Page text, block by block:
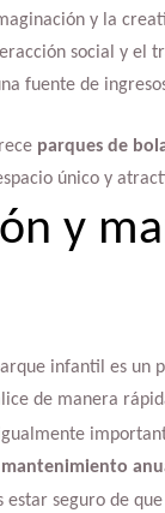
y la
social y el
fuente de
parques de
único y
y
infantil es un
de manera
estar seguro de